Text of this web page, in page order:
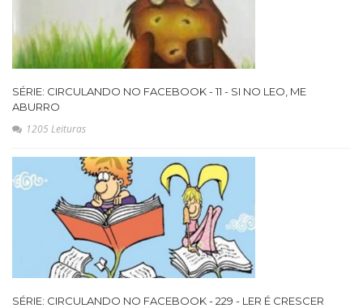
SÉRIE: CIRCULANDO NO FACEBOOK - 11 - SI NO LEO, ME
ABURRO
1205 Leituras
SÉRIE: CIRCULANDO NO FACEBOOK - 229 - LER É CRESCER